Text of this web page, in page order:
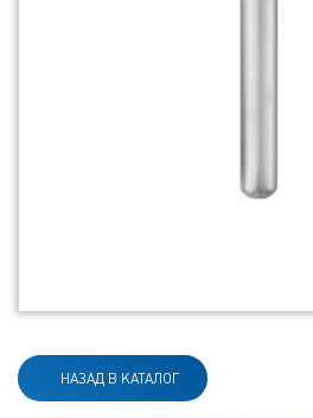
НАЗАД В КАТАЛОГ